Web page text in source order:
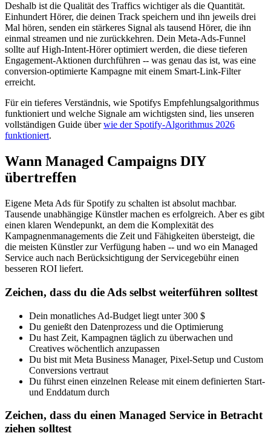
Deshalb ist die Qualität des Traffics wichtiger als die Quantität.
Einhundert Hörer, die deinen Track speichern und ihn jeweils drei
Mal hören, senden ein stärkeres Signal als tausend Hörer, die ihn
einmal streamen und nie zurückkehren. Dein Meta-Ads-Funnel
sollte auf High-Intent-Hörer optimiert werden, die diese tieferen
Engagement-Aktionen durchführen -- was genau das ist, was eine
conversion-optimierte Kampagne mit einem Smart-Link-Filter
erreicht.
Für ein tieferes Verständnis, wie Spotifys Empfehlungsalgorithmus
funktioniert und welche Signale am wichtigsten sind, lies unseren
vollständigen Guide überwie der Spotify-Algorithmus 2026
funktioniert.
Wann Managed Campaigns DIY
übertreffen
Eigene Meta Ads für Spotify zu schalten ist absolut machbar.
Tausende unabhängige Künstler machen es erfolgreich. Aber es gibt
einen klaren Wendepunkt, an dem die Komplexität des
Kampagnenmanagements die Zeit und Fähigkeiten übersteigt, die
die meisten Künstler zur Verfügung haben -- und wo ein Managed
Service auch nach Berücksichtigung der Servicegebühr einen
besseren ROI liefert.
Zeichen, dass du die Ads selbst weiterführen solltest
Dein monatliches Ad-Budget liegt unter 300 $
Du genießt den Datenprozess und die Optimierung
Du hast Zeit, Kampagnen täglich zu überwachen und
Creatives wöchentlich anzupassen
Du bist mit Meta Business Manager, Pixel-Setup und Custom
Conversions vertraut
Du führst einen einzelnen Release mit einem definierten Start-
und Enddatum durch
Zeichen, dass du einen Managed Service in Betracht
ziehen solltest